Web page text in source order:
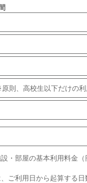
則、高校生以下だけの利
・部屋の基本利用料金
ご利用日から起算する日